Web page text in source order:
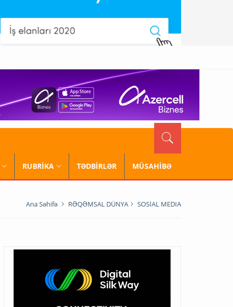
RUBRİKA TƏDBİRLƏR MÜSAHİBƏ
Ana Səhifə RƏQƏMSAL DÜNYA SOSİAL MEDIA